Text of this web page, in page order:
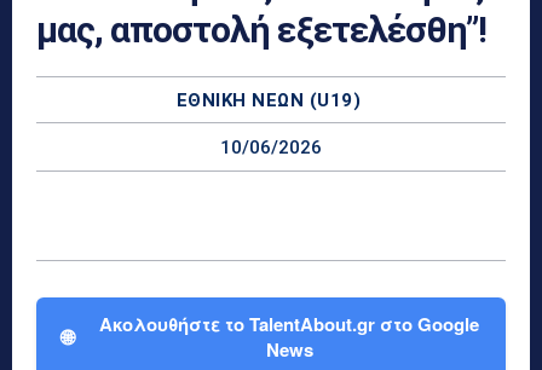
μας, αποστολή εξετελέσθη”!
ΕΘΝΙΚΉ ΝΈΩΝ (U19)
10/06/2026
🌐
Ακολουθήστε το TalentAbout.gr στο Google
News